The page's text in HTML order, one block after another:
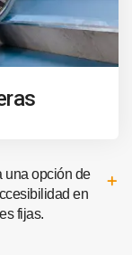
una opción de
en
fijas.